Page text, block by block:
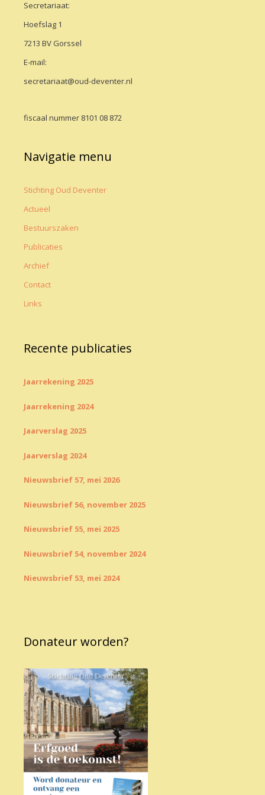
Secretariaat:
Hoefslag 1
7213 BV Gorssel
E-mail:
secretariaat@oud-deventer.nl
fiscaal nummer 8101 08 872
Navigatie menu
Stichting Oud Deventer
Actueel
Bestuurszaken
Publicaties
Archief
Contact
Links
Recente publicaties
Jaarrekening 2025
Jaarrekening 2024
Jaarverslag 2025
Jaarverslag 2024
Nieuwsbrief 57, mei 2026
Nieuwsbrief 56, november 2025
Nieuwsbrief 55, mei 2025
Nieuwsbrief 54, november 2024
Nieuwsbrief 53, mei 2024
Donateur worden?